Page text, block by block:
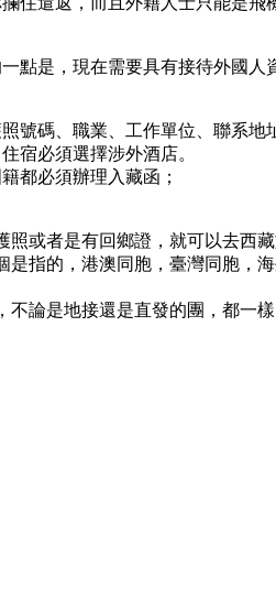
點是，現在需要具有接待外國
號碼、職業、工作單位、聯系
宿必須選擇涉外酒店。
都必須辦理入藏函；
或者是有回鄉證，就可以去西
指的，港澳同胞，臺灣同胞，
論是地接還是直發的團，都一樣